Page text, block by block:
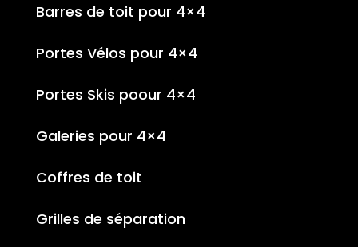
Barres de toit pour 4×4
Portes Vélos pour 4×4
Portes Skis poour 4×4
Galeries pour 4×4
Coffres de toit
Grilles de séparation